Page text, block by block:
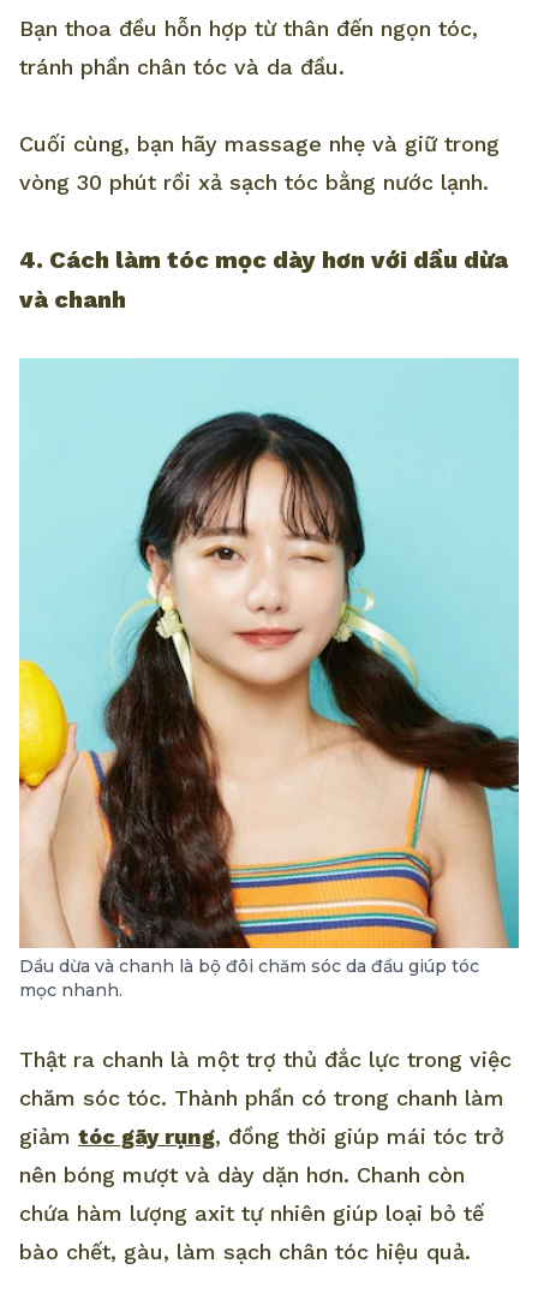
Bạn thoa đều hỗn hợp từ thân đến ngọn tóc,
tránh phần chân tóc và da đầu.
Cuối cùng, bạn hãy massage nhẹ và giữ trong
vòng 30 phút rồi xả sạch tóc bằng nước lạnh.
4. Cách làm tóc mọc dày hơn với dầu dừa
và chanh
Dầu dừa và chanh là bộ đôi chăm sóc da đầu giúp tóc
mọc nhanh.
Thật ra chanh là một trợ thủ đắc lực trong việc
chăm sóc tóc. Thành phần có trong chanh làm
giảm tóc gãy rụng, đồng thời giúp mái tóc trở
nên bóng mượt và dày dặn hơn. Chanh còn
chứa hàm lượng axit tự nhiên giúp loại bỏ tế
bào chết, gàu, làm sạch chân tóc hiệu quả.